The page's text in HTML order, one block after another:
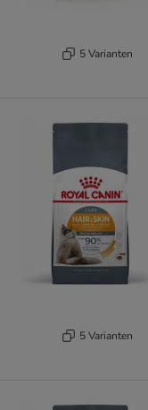
5 Varianten
5 Varianten